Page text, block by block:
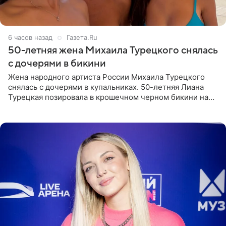
6 часов назад Газета.Ru
50-летняя жена Михаила Турецкого снялась
с дочерями в бикини
Жена народного артиста России Михаила Турецкого
снялась с дочерями в купальниках. 50-летняя Лиана
Турецкая позировала в крошечном черном бикини на